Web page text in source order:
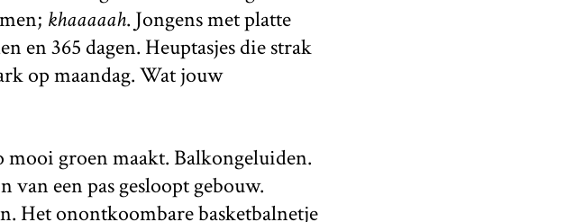
khaaaaah. Jongens met platte
en 365 dagen. Heuptasjes die strak
op maandag. Wat jouw
mooi groen maakt. Balkongeluiden.
van een pas gesloopt gebouw.
Het onontkoombare basketbalnetje